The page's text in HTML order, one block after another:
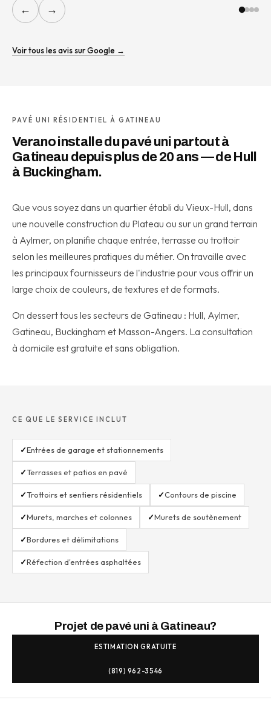
← →
Voir tous les avis sur Google →
PAVÉ UNI RÉSIDENTIEL À GATINEAU
Verano installe du pavé uni partout à
Gatineau depuis plus de 20 ans — de Hull
à Buckingham.
Que vous soyez dans un quartier établi du Vieux-Hull, dans
une nouvelle construction du Plateau ou sur un grand terrain
à Aylmer, on planifie chaque entrée, terrasse ou trottoir
selon les meilleures pratiques du métier. On travaille avec
les principaux fournisseurs de l'industrie pour vous offrir un
large choix de couleurs, de textures et de formats.
On dessert tous les secteurs de Gatineau : Hull, Aylmer,
Gatineau, Buckingham et Masson-Angers. La consultation
à domicile est gratuite et sans obligation.
CE QUE LE SERVICE INCLUT
✓Entrées de garage et stationnements
✓Terrasses et patios en pavé
✓Trottoirs et sentiers résidentiels ✓Contours de piscine
✓Murets, marches et colonnes ✓Murets de soutènement
✓Bordures et délimitations
✓Réfection d'entrées asphaltées
Projet de pavé uni à Gatineau?
ESTIMATION GRATUITE
(819) 962-3546